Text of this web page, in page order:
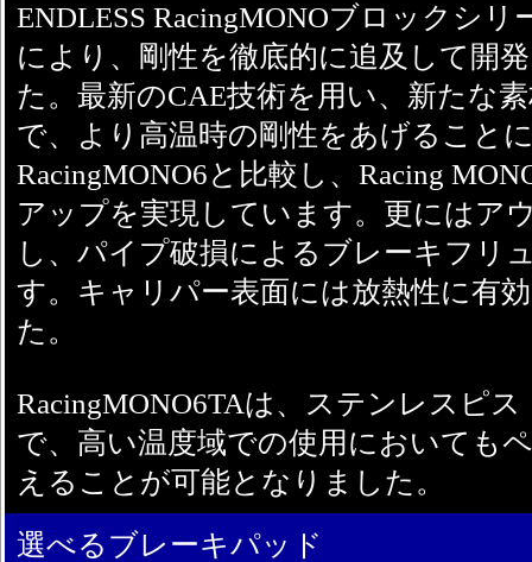
ENDLESS RacingMONOブロックシ
により、剛性を徹底的に追及して開
た。最新のCAE技術を用い、新たな
で、より高温時の剛性をあげること
RacingMONO6と比較し、Racing
アップを実現しています。更にはア
し、パイプ破損によるブレーキフリ
す。キャリパー表面には放熱性に有
た。
RacingMONO6TAは、ステンレスピ
で、高い温度域での使用においても
えることが可能となりました。
選べるブレーキパッド